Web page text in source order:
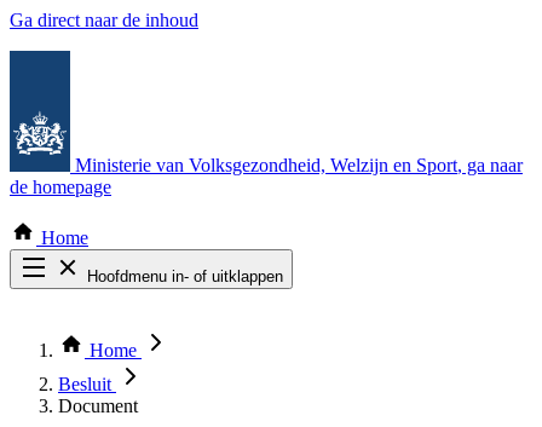
Ga direct naar de inhoud
Ministerie van Volksgezondheid, Welzijn en Sport, ga naar
de homepage
Home
Hoofdmenu in- of uitklappen
Thema COVID-19
Bekijk per bestuursorgaan
Home
Besluit
Document